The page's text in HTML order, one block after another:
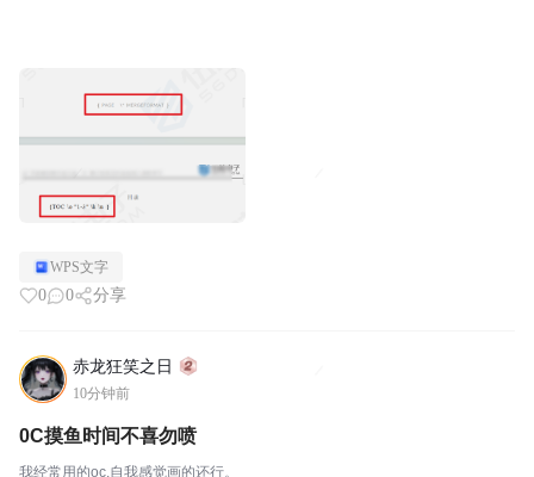
WPS文字
0 0 分享
赤龙狂笑之日
10分钟前
0C摸鱼时间不喜勿喷
我经常用的oc.自我感觉画的还行。